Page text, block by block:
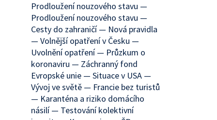
Prodloužení nouzového stavu —
Prodloužení nouzového stavu —
Cesty do zahraničí — Nová pravidla
— Volnější opatření v Česku —
Uvolnění opatření — Průzkum o
koronaviru — Záchranný fond
Evropské unie — Situace v USA —
Vývoj ve světě — Francie bez turistů
— Karanténa a riziko domácího
násilí — Testování kolektivní